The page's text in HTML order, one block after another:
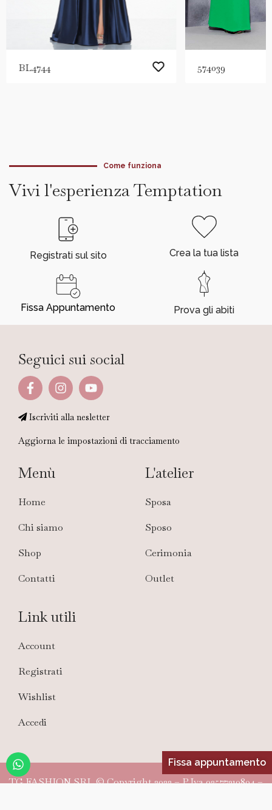
BL4744 574039
Come funziona
Vivi l'esperienza Temptation
Registrati sul sito
Fissa Appuntamento
Crea la tua lista
Prova gli abiti
Fissa appuntamento
Seguici sui social
Iscriviti alla nesletter
Aggiorna le impostazioni di tracciamento
Menù
Home
Chi siamo
Shop
Contatti
L'atelier
Sposa
Sposo
Cerimonia
Outlet
Link utili
Account
Registrati
Wishlist
Accedi
TG FASHION SRL © Copyright 2022 – P.Iva 02577310804 –